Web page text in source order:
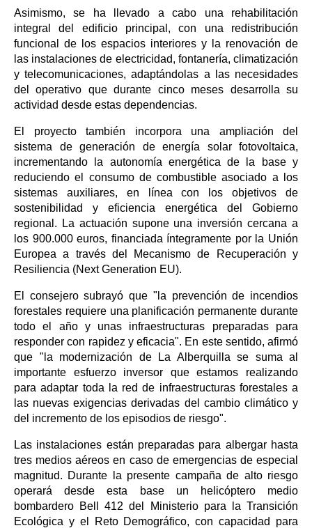
Asimismo, se ha llevado a cabo una rehabilitación
integral del edificio principal, con una redistribución
funcional de los espacios interiores y la renovación de
las instalaciones de electricidad, fontanería, climatización
y telecomunicaciones, adaptándolas a las necesidades
del operativo que durante cinco meses desarrolla su
actividad desde estas dependencias.
El proyecto también incorpora una ampliación del
sistema de generación de energía solar fotovoltaica,
incrementando la autonomía energética de la base y
reduciendo el consumo de combustible asociado a los
sistemas auxiliares, en línea con los objetivos de
sostenibilidad y eficiencia energética del Gobierno
regional. La actuación supone una inversión cercana a
los 900.000 euros, financiada íntegramente por la Unión
Europea a través del Mecanismo de Recuperación y
Resiliencia (Next Generation EU).
El consejero subrayó que "la prevención de incendios
forestales requiere una planificación permanente durante
todo el año y unas infraestructuras preparadas para
responder con rapidez y eficacia". En este sentido, afirmó
que "la modernización de La Alberquilla se suma al
importante esfuerzo inversor que estamos realizando
para adaptar toda la red de infraestructuras forestales a
las nuevas exigencias derivadas del cambio climático y
del incremento de los episodios de riesgo".
Las instalaciones están preparadas para albergar hasta
tres medios aéreos en caso de emergencias de especial
magnitud. Durante la presente campaña de alto riesgo
operará desde esta base un helicóptero medio
bombardero Bell 412 del Ministerio para la Transición
Ecológica y el Reto Demográfico, con capacidad para